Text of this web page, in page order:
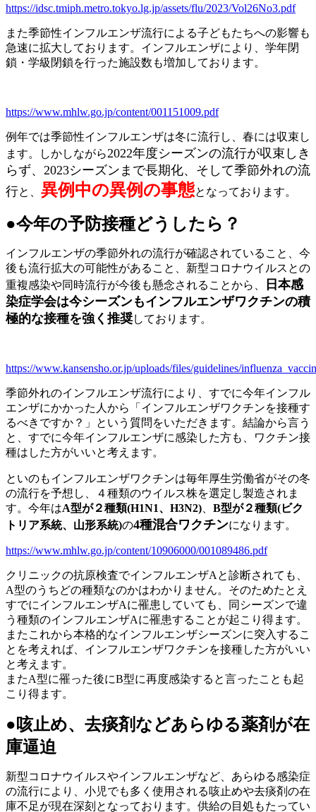
https://idsc.tmiph.metro.tokyo.lg.jp/assets/flu/2023/Vol26No3.pdf
また季節性インフルエンザ流行による子どもたちへの影響も
急速に拡大しております。インフルエンザにより、学年閉
鎖・学級閉鎖を行った施設数も増加しております。
https://www.mhlw.go.jp/content/001151009.pdf
例年では季節性インフルエンザは冬に流行し、春には収束し
ます。しかしながら2022年度シーズンの流行が収束しき
らず、2023シーズンまで長期化、そして季節外れの流
行と、 異例中の異例の事態となっております。
●今年の予防接種どうしたら？
インフルエンザの季節外れの流行が確認されていること、今
後も流行拡大の可能性があること、新型コロナウイルスとの
重複感染や同時流行が今後も懸念されることから、
日本感
染症学会は今シーズンもインフルエンザワクチンの積
極的な接種を強く推奨しております。
https://www.kansensho.or.jp/uploads/files/guidelines/
季節外れのインフルエンザ流行により、すでに今年インフル
エンザにかかった人から「インフルエンザワクチンを接種す
るべきですか？」という質問をいただきます。結論から言う
と、すでに今年インフルエンザに感染した方も、ワクチン接
種はした方がいいと考えます。
といのもインフルエンザワクチンは毎年厚生労働省がその冬
の流行を予想し、４種類のウイルス株を選定し製造されま
す。今年はA型が２種類(H1N1、H3N2)、 B型が２種類(ビク
トリア系統、山形系統)の4種混合ワクチンになります。
https://www.mhlw.go.jp/content/10906000/001089486.pdf
クリニックの抗原検査でインフルエンザAと診断されても、
A型のうちどの種類なのかはわかりません。そのためたとえ
すでにインフルエンザAに罹患していても、同シーズンで違
う種類のインフルエンザAに罹患することが起こり得ます。
またこれから本格的なインフルエンザシーズンに突入するこ
とを考えれば、インフルエンザワクチンを接種した方がいい
と考えます。
またA型に罹った後にB型に再度感染すると言ったことも起
こり得ます。
●咳止め、去痰剤などあらゆる薬剤が在
庫逼迫
新型コロナウイルスやインフルエンザなど、あらゆる感染症
の流行により、小児でも多く使用される咳止めや去痰剤の在
庫不足が現在深刻となっております。供給の目処もたってい